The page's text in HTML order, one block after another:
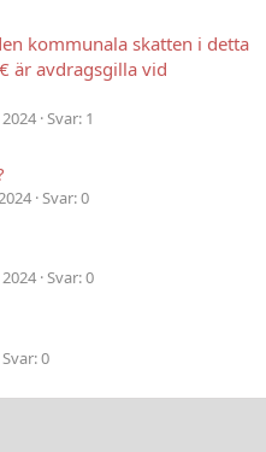
kommunala skatten i detta
är avdragsgilla vid
Svar: 1
Svar: 0
Svar: 0
Svar: 0